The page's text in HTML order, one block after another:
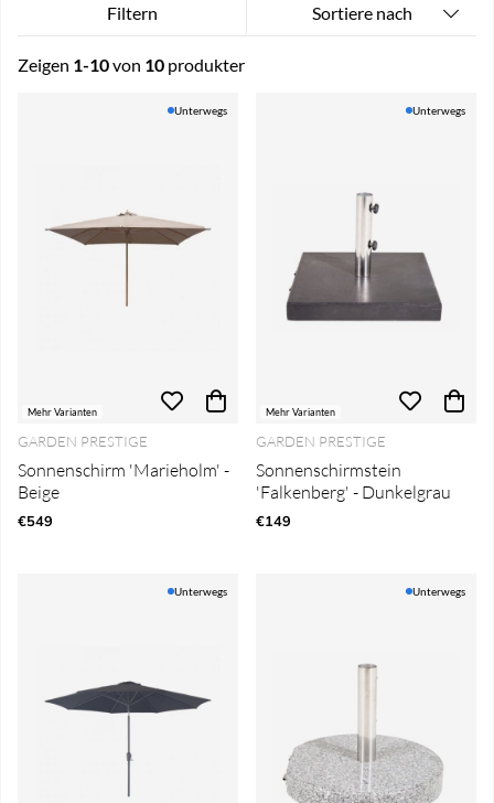
Filtern Sortiere nach
Zeigen 1-10von 10 produkter
Mehr Varianten
Unterwegs
GARDEN PRESTIGE
Sonnenschirm 'Marieholm' -
Beige
€549
Mehr Varianten
Unterwegs
GARDEN PRESTIGE
Sonnenschirmstein
'Falkenberg' - Dunkelgrau
€149
Unterwegs Unterwegs